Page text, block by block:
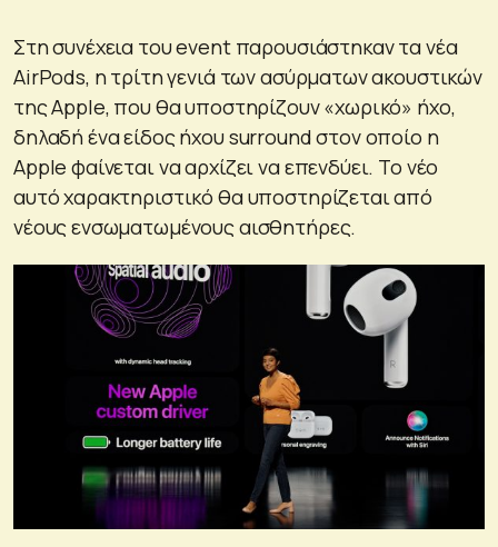
Στη συνέχεια του event παρουσιάστηκαν τα νέα
AirPods, η τρίτη γενιά των ασύρματων ακουστικών
της Apple, που θα υποστηρίζουν «χωρικό» ήχο,
δηλαδή ένα είδος ήχου surround στον οποίο η
Apple φαίνεται να αρχίζει να επενδύει. Το νέο
αυτό χαρακτηριστικό θα υποστηρίζεται από
νέους ενσωματωμένους αισθητήρες.